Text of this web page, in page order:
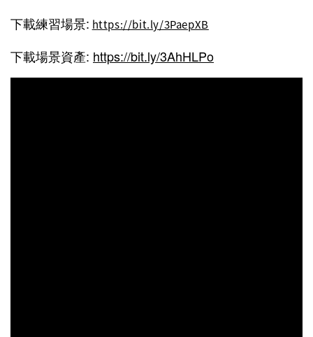
下載練習場景: https://bit.ly/3PaepXB
下載場景資產: https://bit.ly/3AhHLPo